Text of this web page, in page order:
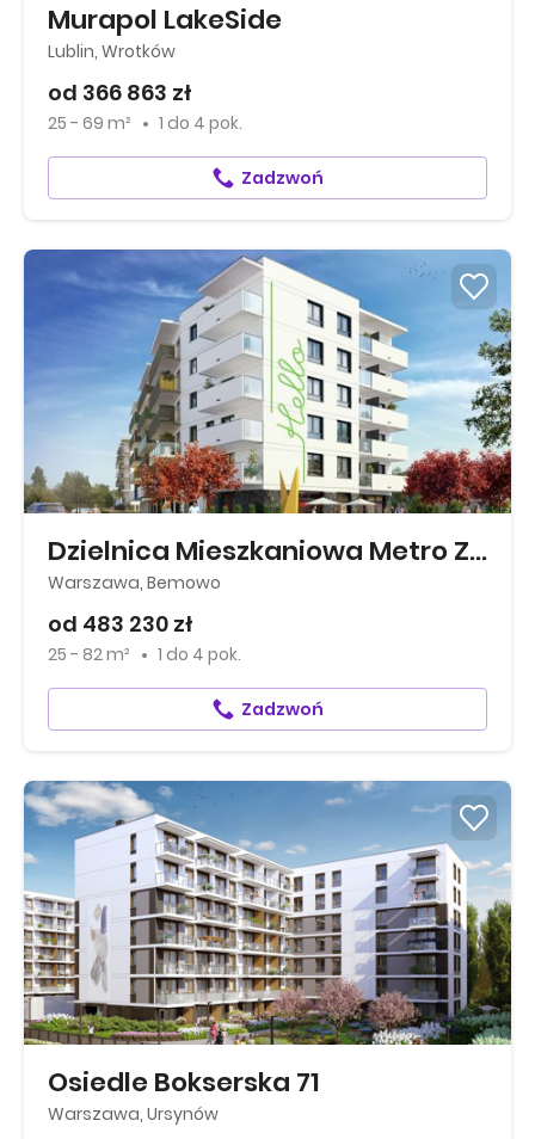
Murapol LakeSide
Lublin, Wrotków
od 366 863 zł
25 - 69 m² 1 do 4 pok.
Zadzwoń
Dzielnica Mieszkaniowa Metro Zachód
Warszawa, Bemowo
od 483 230 zł
25 - 82 m² 1 do 4 pok.
Zadzwoń
Osiedle Bokserska 71
Warszawa, Ursynów